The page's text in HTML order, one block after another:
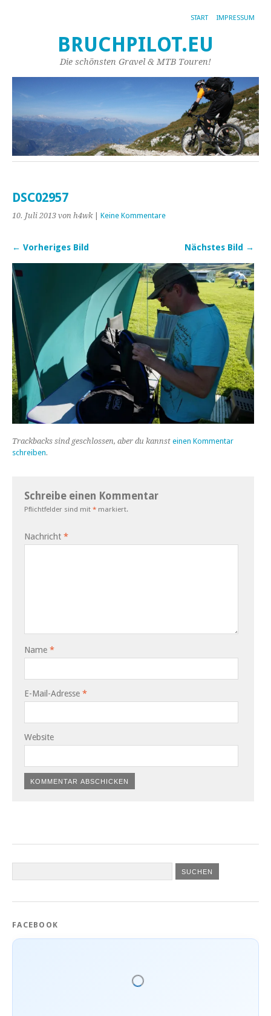
START IMPRESSUM
BRUCHPILOT.EU
Die schönsten Gravel & MTB Touren!
DSC02957
10. Juli 2013 von h4wk| Keine Kommentare
← Vorheriges Bild Nächstes Bild →
Trackbacks sind geschlossen, aber du kannst einen Kommentar
schreiben.
Schreibe einen Kommentar
Pflichtfelder sind mit * markiert.
Nachricht *
Name *
E-Mail-Adresse *
Website
FACEBOOK